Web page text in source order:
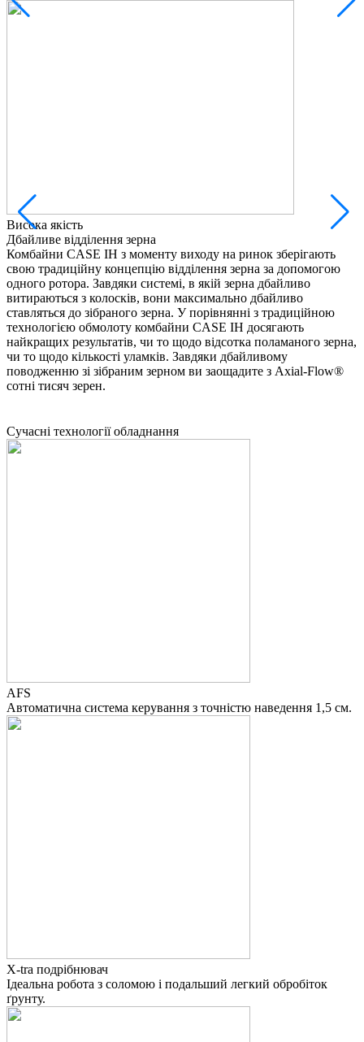
Висока якість
Дбайливе відділення зерна
Комбайни CASE IH з моменту виходу на ринок зберігають
свою традиційну концепцію відділення зерна за допомогою
одного ротора. Завдяки системі, в якій зерна дбайливо
витираються з колосків, вони максимально дбайливо
ставляться до зібраного зерна. У порівнянні з традиційною
технологією обмолоту комбайни CASE IH досягають
найкращих результатів, чи то щодо відсотка поламаного зерна,
чи то щодо кількості уламків. Завдяки дбайливому
поводженню зі зібраним зерном ви заощадите з Axial-Flow®
сотні тисяч зерен.
Сучасні технології обладнання
AFS
Автоматична система керування з точністю наведення 1,5 см.
X-tra подрібнювач
Ідеальна робота з соломою і подальший легкий обробіток
ґрунту.